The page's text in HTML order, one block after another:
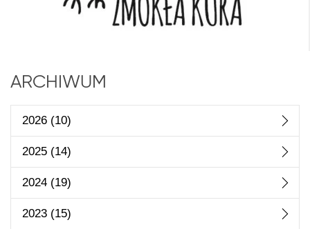
ARCHIWUM
2026 (10)
2025 (14)
2024 (19)
2023 (15)